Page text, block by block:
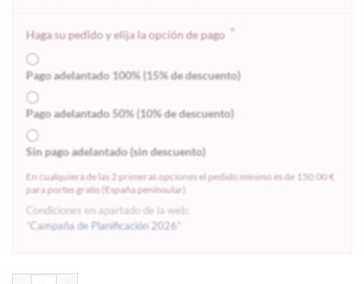
Haga su pedido y elija la opción de pago *
Pago adelantado 100% (15% de descuento)
Pago adelantado 50% (10% de descuento)
Sin pago adelantado (sin descuento)
En cualquiera de las 2 primeras opciones el pedido mínimo es de 150,00 €
para portes gratis (España penínsular)
Condiciones en apartado de la web:
"Campaña de Planificación 2026"